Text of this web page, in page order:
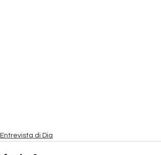
Entrevista di Dia